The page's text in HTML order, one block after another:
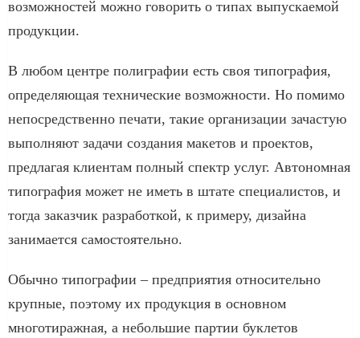
возможностей можно говорить о типах выпускаемой
продукции.
В любом центре полиграфии есть своя типография,
определяющая технические возможности. Но помимо
непосредственно печати, такие организации зачастую
выполняют задачи создания макетов и проектов,
предлагая клиентам полный спектр услуг. Автономная
типография может не иметь в штате специалистов, и
тогда заказчик разработкой, к примеру, дизайна
занимается самостоятельно.
Обычно типографии – предприятия относительно
крупные, поэтому их продукция в основном
многотиражная, а небольшие партии буклетов